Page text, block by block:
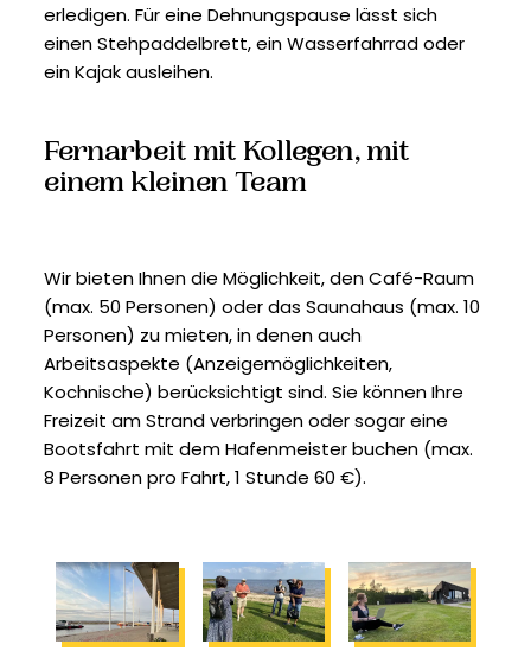
erledigen. Für eine Dehnungspause lässt sich
einen Stehpaddelbrett, ein Wasserfahrrad oder
ein Kajak ausleihen.
Fernarbeit mit Kollegen, mit
einem kleinen Team
Wir bieten Ihnen die Möglichkeit, den Café-Raum
(max. 50 Personen) oder das Saunahaus (max. 10
Personen) zu mieten, in denen auch
Arbeitsaspekte (Anzeigemöglichkeiten,
Kochnische) berücksichtigt sind. Sie können Ihre
Freizeit am Strand verbringen oder sogar eine
Bootsfahrt mit dem Hafenmeister buchen (max.
8 Personen pro Fahrt, 1 Stunde 60 €).